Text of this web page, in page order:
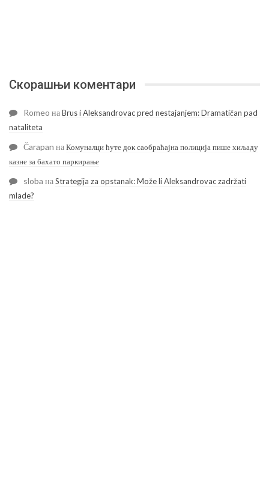
Скорашњи коментари
Romeo наBrus i Aleksandrovac pred nestajanjem: Dramatičan pad
nataliteta
Čarapan наКомуналци ћуте док саобраћајна полиција пише хиљаду
казне за бахато паркирање
sloba наStrategija za opstanak: Može li Aleksandrovac zadržati
mlade?